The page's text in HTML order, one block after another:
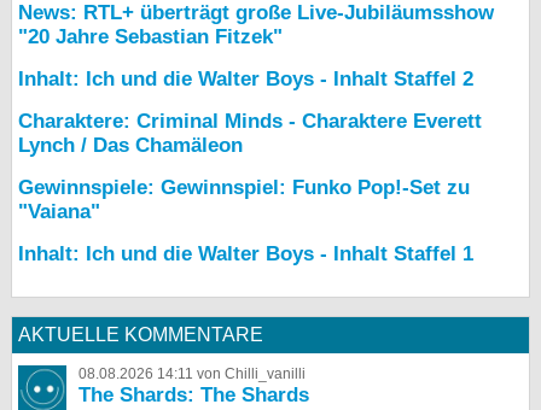
News: RTL+ überträgt große Live-Jubiläumsshow
"20 Jahre Sebastian Fitzek"
Inhalt: Ich und die Walter Boys - Inhalt Staffel 2
Charaktere: Criminal Minds - Charaktere Everett
Lynch / Das Chamäleon
Gewinnspiele: Gewinnspiel: Funko Pop!-Set zu
"Vaiana"
Inhalt: Ich und die Walter Boys - Inhalt Staffel 1
AKTUELLE KOMMENTARE
08.08.2026 14:11 von Chilli_vanilli
The Shards: The Shards